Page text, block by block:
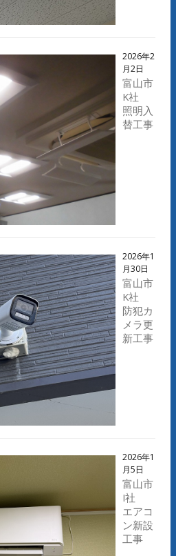
2026年2
月2日
富山市
K社
照明入
替工事
2026年1
月30日
富山市
K社
防犯カ
メラ更
新工事
2026年1
月5日
富山市
I社
エアコ
ン新設
工事